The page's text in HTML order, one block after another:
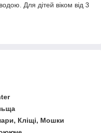
Для дітей віком від 3
Кліщі, Мошки